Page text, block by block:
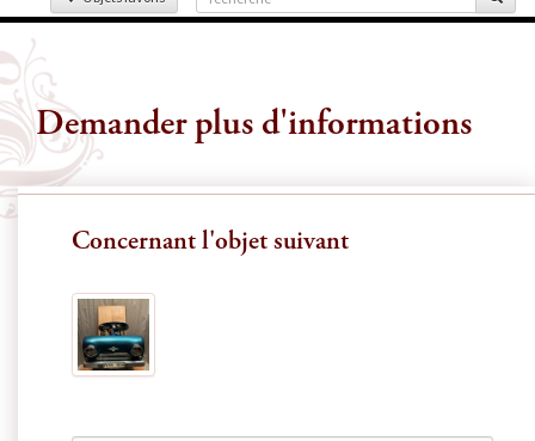
Demander plus d'informations
Concernant l'objet suivant